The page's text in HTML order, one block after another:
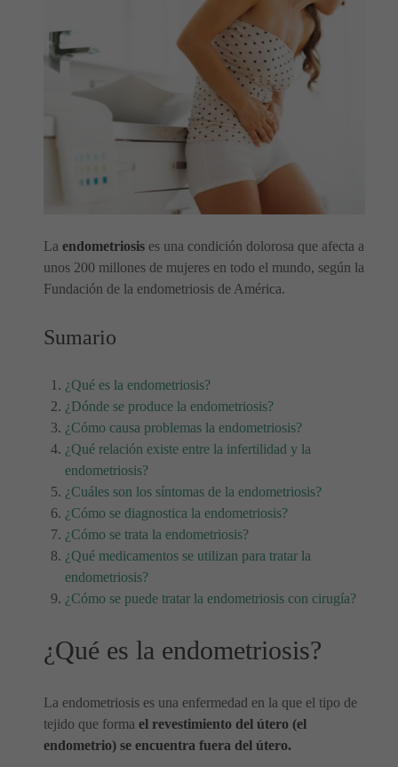
La endometriosis es una condición dolorosa que afecta a
unos 200 millones de mujeres en todo el mundo, según la
Fundación de la endometriosis de América.
Sumario
¿Qué es la endometriosis?
¿Dónde se produce la endometriosis?
¿Cómo causa problemas la endometriosis?
¿Qué relación existe entre la infertilidad y la
endometriosis?
¿Cuáles son los síntomas de la endometriosis?
¿Cómo se diagnostica la endometriosis?
¿Cómo se trata la endometriosis?
¿Qué medicamentos se utilizan para tratar la
endometriosis?
¿Cómo se puede tratar la endometriosis con cirugía?
¿Qué es la endometriosis?
La endometriosis es una enfermedad en la que el tipo de
tejido que forma el revestimiento del útero (el
endometrio) se encuentra fuera del útero.